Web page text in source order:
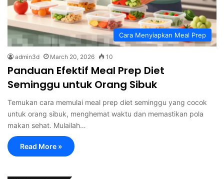
Cara Menyiapkan Meal Prep
admin3d March 20, 2026 10
Panduan Efektif Meal Prep Diet
Seminggu untuk Orang Sibuk
Temukan cara memulai meal prep diet seminggu yang cocok
untuk orang sibuk, menghemat waktu dan memastikan pola
makan sehat. Mulailah…
Read More »